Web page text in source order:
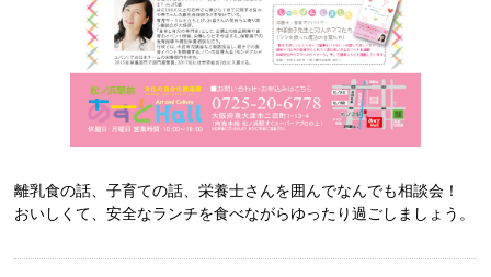
離乳食の話、子育ての話、栄養士さんを囲んでなんでも相談会！
おいしくて、安全なランチを食べながらゆったり過ごしましょう。